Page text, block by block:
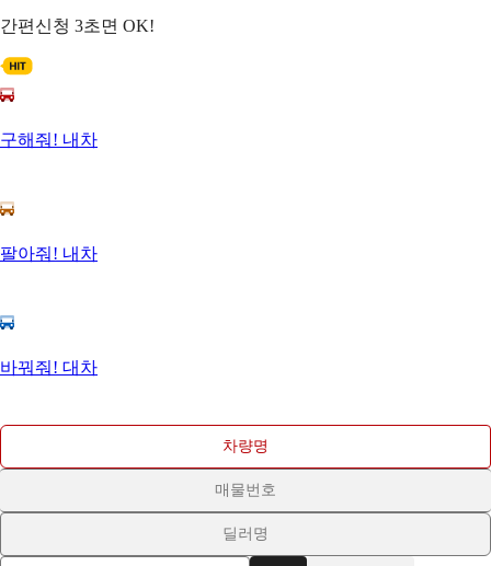
간편신청 3초면 OK!
구해줘! 내차
팔아줘! 내차
바꿔줘! 대차
차량명
매물번호
딜러명